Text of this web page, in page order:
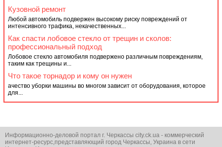
Кузовной ремонт
Любой автомобиль подвержен высокому риску повреждений от
интенсивного трафика, некачественных...
Как спасти лобовое стекло от трещин и сколов:
профессиональный подход
Лобовое стекло автомобиля подвержено различным повреждениям,
таким как трещины и...
Что такое торнадор и кому он нужен
ачество уборки машины во многом зависит от оборудования, которое
для...
Информационно-деловой портал г. Черкассы city.ck.ua - коммерческий
интернет-ресурс,представляющий город Черкассы, Украина в сети